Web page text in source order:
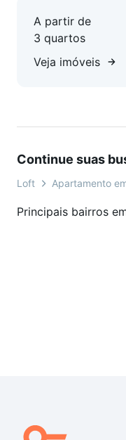
A partir de
3 quartos
Veja imóveis
Continue suas
Loft Apartamento
Principais bairros